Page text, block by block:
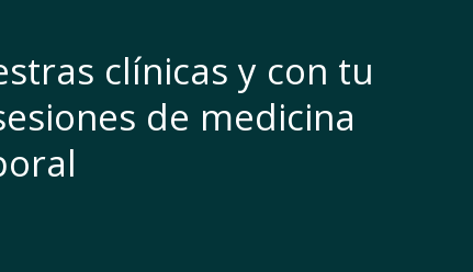
clínicas y con tu
de medicina